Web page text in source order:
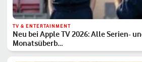
TV & ENTERTAINMENT
Neu bei Apple TV 2026: Alle Serien-
Monatsüberb…